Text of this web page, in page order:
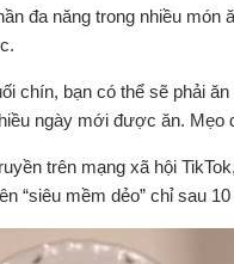
đa năng trong nhiều
chín, bạn có thể sẽ phải
ngày mới được ăn.
trên mạng xã hội
“siêu mềm dẻo” chỉ sau 10